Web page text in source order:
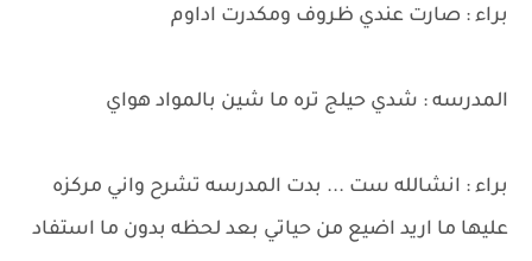
براء : صارت عندي ظروف ومكدرت اداوم
المدرسه : شدي حيلج تره ما شين بالمواد هواي
براء : انشالله ست ... بدت المدرسه تشرح واني مركزه
عليها ما اريد اضيع من حياتي بعد لحظه بدون ما استفاد